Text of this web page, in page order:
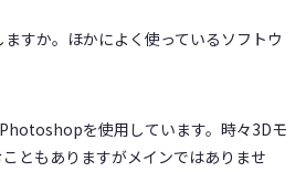
ますか。ほかによく使っているソフトウ
を使用しています。時々3Dモ
ともありますがメインではありませ